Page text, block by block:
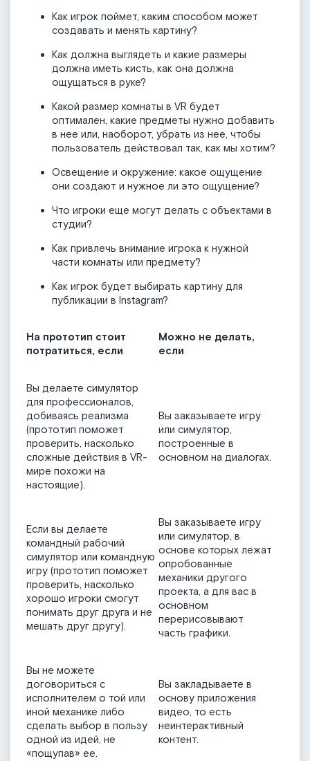
Как игрок поймет, каким способом может
создавать и менять картину?
Как должна выглядеть и какие размеры
должна иметь кисть, как она должна
ощущаться в руке?
Какой размер комнаты в VR будет
оптимален, какие предметы нужно добавить
в нее или, наоборот, убрать из нее, чтобы
пользователь действовал так, как мы хотим?
Освещение и окружение: какое ощущение
они создают и нужное ли это ощущение?
Что игроки еще могут делать с объектами в
студии?
Как привлечь внимание игрока к нужной
части комнаты или предмету?
Как игрок будет выбирать картину для
публикации в Instagram?
На прототип стоит
потратиться, если
Можно не делать,
если
Вы делаете симулятор
для профессионалов,
добиваясь реализма
(прототип поможет
проверить, насколько
сложные действия в VR-
мире похожи на
настоящие).
Вы заказываете игру
или симулятор,
построенные в
основном на диалогах.
Если вы делаете
командный рабочий
симулятор или командную
игру (прототип поможет
проверить, насколько
хорошо игроки смогут
понимать друг друга и не
мешать друг другу).
Вы заказываете игру
или симулятор, в
основе которых лежат
опробованные
механики другого
проекта, а для вас в
основном
перерисовывают
часть графики.
Вы не можете
договориться с
исполнителем о той или
иной механике либо
сделать выбор в пользу
одной из идей, не
«пощупав» ее.
Вы закладываете в
основу приложения
видео, то есть
неинтерактивный
контент.